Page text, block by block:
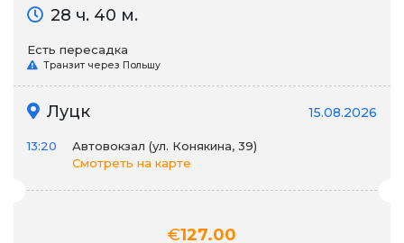
28 ч. 40 м.
Есть пересадка
Транзит через Польшу
Луцк 15.08.2026
13:20
Автовокзал (ул. Конякина, 39)
Смотреть на карте
€127.00